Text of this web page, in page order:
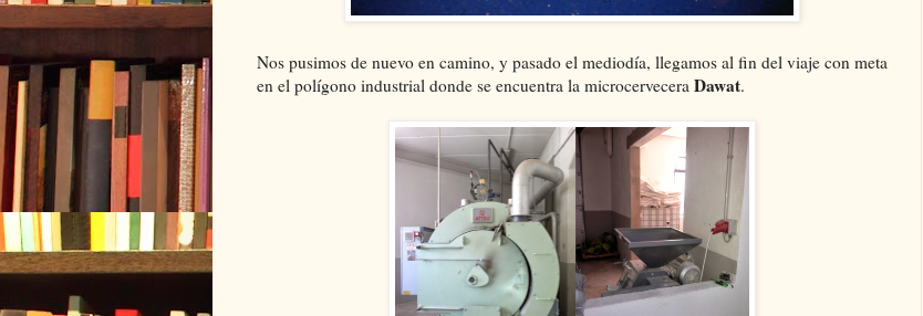
Nos pusimos de nuevo en camino, y pasado el mediodía, llegamos al fin del viaje con meta
en el polígono industrial donde se encuentra la microcervecera Dawat.